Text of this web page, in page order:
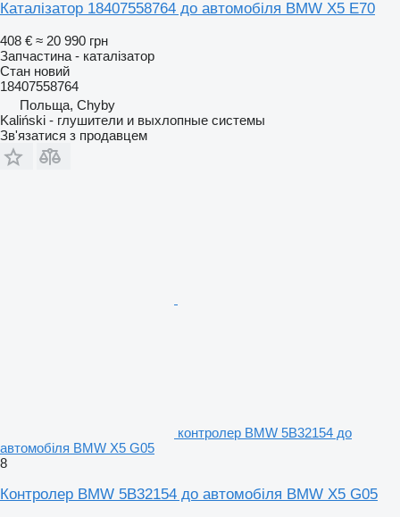
Каталізатор 18407558764 до автомобіля BMW X5 E70
408 € ≈ 20 990 грн
Запчастина - каталізатор
Стан новий
18407558764
Польща, Chyby
Kaliński - глушители и выхлопные системы
Зв'язатися з продавцем
контролер BMW 5B32154 до
автомобіля BMW X5 G05
8
Контролер BMW 5B32154 до автомобіля BMW X5 G05